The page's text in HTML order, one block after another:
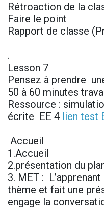
Rétroaction de la
Faire le point
Rapport de classe
.
Lesson 7
Pensez à prendre
50 à 60 minutes
Ressource :
écrite EE 4 lien test
Accueil
1.Accueil
2.présentation du
3. MET :
thème et fait une
engage la